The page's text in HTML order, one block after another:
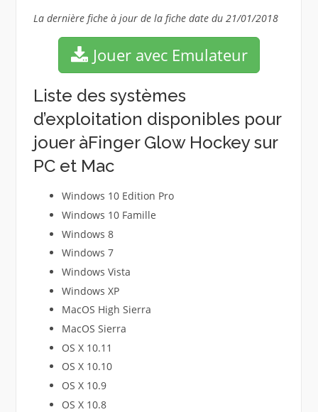
La dernière fiche à jour de la fiche date du 21/01/2018
Jouer avec Emulateur
Liste des systèmes
d’exploitation disponibles pour
jouer àFinger Glow Hockey sur
PC et Mac
Windows 10 Edition Pro
Windows 10 Famille
Windows 8
Windows 7
Windows Vista
Windows XP
MacOS High Sierra
MacOS Sierra
OS X 10.11
OS X 10.10
OS X 10.9
OS X 10.8